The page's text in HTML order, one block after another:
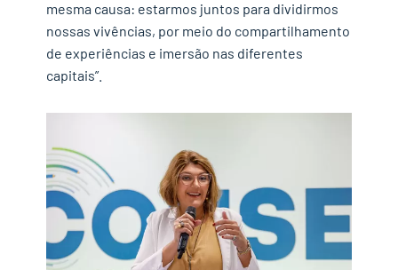
mesma causa: estarmos juntos para dividirmos
nossas vivências, por meio do compartilhamento
de experiências e imersão nas diferentes
capitais”.